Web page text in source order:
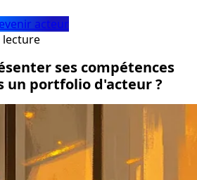
acteur
lecture
ses compétences
un portfolio d'acteur ?